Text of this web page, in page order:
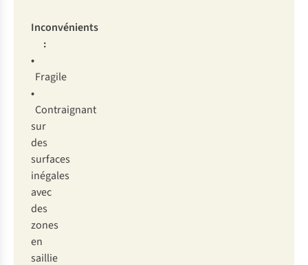
Inconvénients
:
•
Fragile
•
Contraignant
sur
des
surfaces
inégales
avec
des
zones
en
saillie